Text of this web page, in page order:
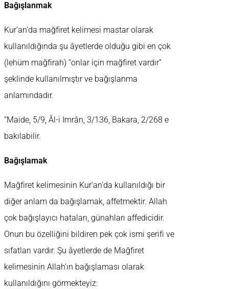
Bağışlanmak
Kur’an’da mağfiret kelimesi mastar olarak
kullanıldığında şu âyetlerde olduğu gibi en çok
(lehüm mağfirah) “onlar için mağfiret vardır”
şeklinde kullanılmıştır ve bağışlanma
anlamındadır.
“Maide, 5/9, Âl-i Imrân, 3/136, Bakara, 2/268 e
bakılabilir.
Bağışlamak
Mağfiret kelimesinin Kur’an’da kullanıldığı bir
diğer anlam da bağışlamak, affetmektir. Allah
çok bağışlayıcı hataları, günahları affedicidir.
Onun bu özelliğini bildiren pek çok ismi şerifi ve
sıfatları vardır. Şu âyetlerde de Mağfiret
kelimesinin Allah’ın bağışlaması olarak
kullanıldığını görmekteyiz: